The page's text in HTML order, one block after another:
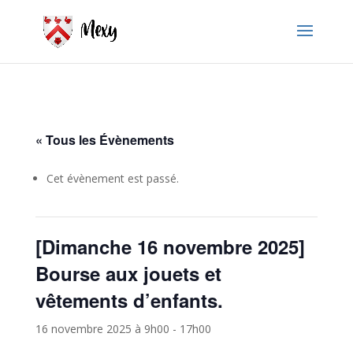
« Tous les Évènements
Cet évènement est passé.
[Dimanche 16 novembre 2025]
Bourse aux jouets et
vêtements d’enfants.
16 novembre 2025 à 9h00 - 17h00